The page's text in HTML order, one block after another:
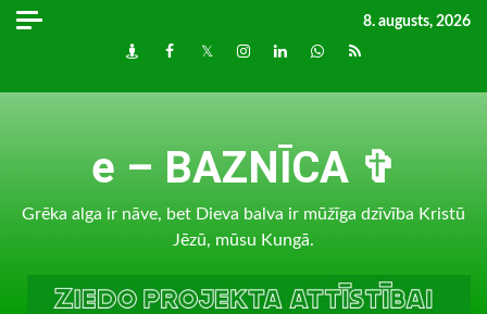
Skip
8. augusts, 2026
DraugiemFacebook
TwitterInstagram
LinkedInwhatsapp
RSS
e – BAZNĪCA ✞
Grēka alga ir nāve, bet Dieva balva ir mūžīga dzīvība Kristū
Jēzū, mūsu Kungā.